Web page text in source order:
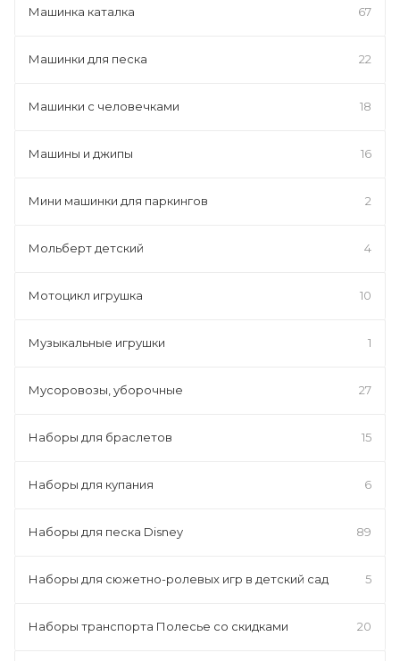
Машинка каталка 67
Машинки для песка 22
Машинки с человечками 18
Машины и джипы 16
Мини машинки для паркингов 2
Мольберт детский 4
Мотоцикл игрушка 10
Музыкальные игрушки 1
Мусоровозы, уборочные 27
Наборы для браслетов 15
Наборы для купания 6
Наборы для песка Disney 89
Наборы для сюжетно-ролевых игр в детский сад 5
Наборы транспорта Полесье со скидками 20